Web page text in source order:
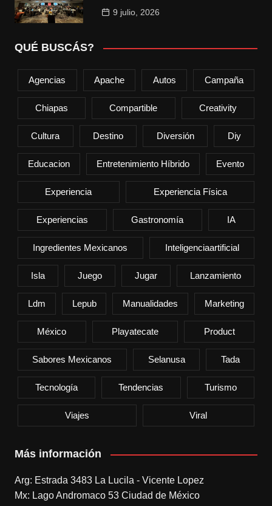
9 julio, 2026
QUÉ BUSCÁS?
Agencias Apache Autos Campaña
Chiapas Compartible Creativity
Cultura Destino Diversión Diy
Educacion Entretenimiento Híbrido Evento
Experiencia Experiencia Física
Experiencias Gastronomía IA
Ingredientes Mexicanos Inteligenciaartificial
Isla Juego Jugar Lanzamiento
Ldm Lepub Manualidades Marketing
México Playatecate Product
Sabores Mexicanos Selanusa Tada
Tecnología Tendencias Turismo
Viajes Viral
Más información
Arg: Estrada 3483 La Lucila - Vicente Lopez
Mx: Lago Andromaco 53 Ciudad de México